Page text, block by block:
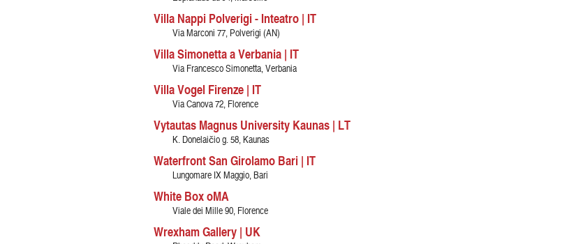
Villa Nappi Polverigi - Inteatro | IT
Via Marconi 77, Polverigi (AN)
Villa Simonetta a Verbania | IT
Via Francesco Simonetta, Verbania
Villa Vogel Firenze | IT
Via Canova 72, Florence
Vytautas Magnus University Kaunas | LT
K. Donelaičio g. 58, Kaunas
Waterfront San Girolamo Bari | IT
Lungomare IX Maggio, Bari
White Box oMA
Viale dei Mille 90, Florence
Wrexham Gallery | UK